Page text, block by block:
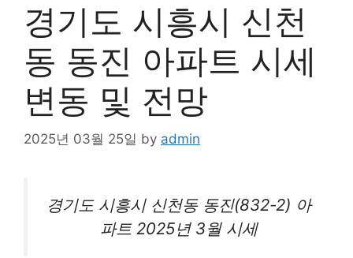
경기도 시흥시 신천
동 동진 아파트 시세
변동 및 전망
2025년 03월 25일 by admin
경기도 시흥시 신천동 동진(832-2) 아
파트2025년 3월 시세